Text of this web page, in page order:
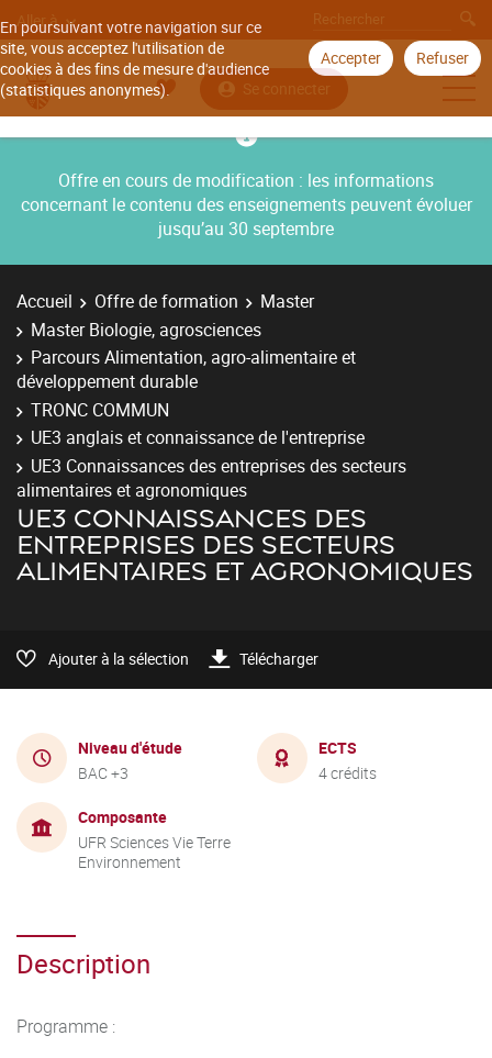
En poursuivant votre navigation sur ce
site, vous acceptez l'utilisation de
cookies à des fins de mesure d'audience
(statistiques anonymes).
Accepter Refuser
Aller à
Se connecter
Offre en cours de modification : les informations
concernant le contenu des enseignements peuvent évoluer
jusqu’au 30 septembre
Accueil Offre de formation
Master
Master Biologie, agrosciences
Parcours Alimentation, agro-alimentaire et
développement durable
TRONC COMMUN
UE3 anglais et connaissance de l'entreprise
UE3 Connaissances des entreprises des secteurs
alimentaires et agronomiques
UE3 CONNAISSANCES DES
ENTREPRISES DES SECTEURS
ALIMENTAIRES ET AGRONOMIQUES
Ajouter à la sélection Télécharger
Niveau d'étude
BAC +3
ECTS
4 crédits
Composante
UFR Sciences Vie Terre
Environnement
Description
Programme :